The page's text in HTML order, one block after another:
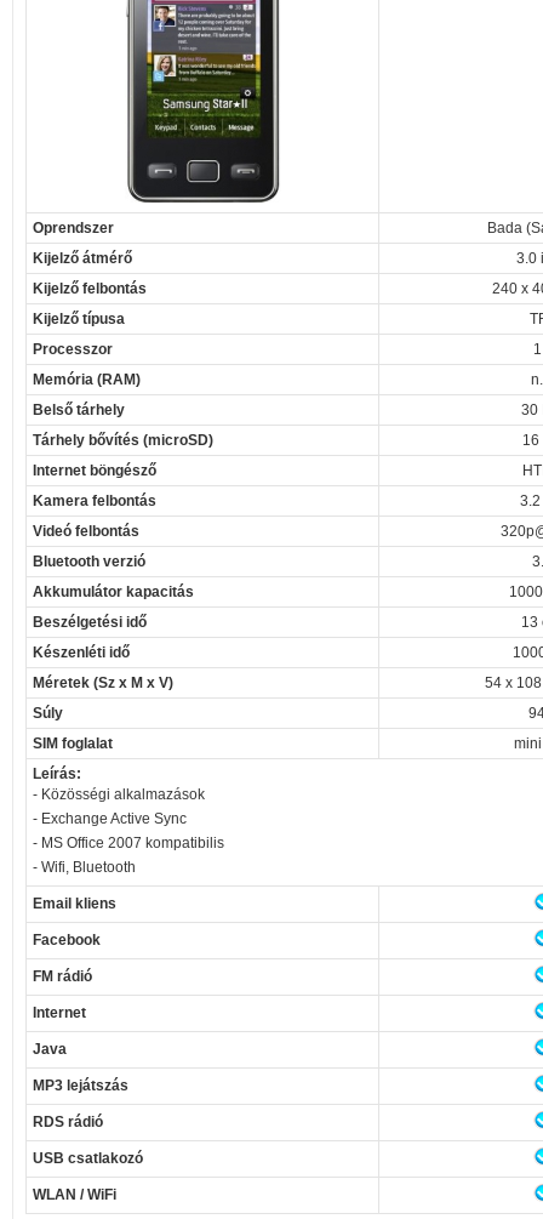
Oprendszer
Bada
Kijelző átmérő
3.0
Kijelző felbontás
240 x
Kijelző típusa
Processzor
Memória (RAM)
Belső tárhely
30
Tárhely bővítés (microSD)
16
Internet böngésző
Kamera felbontás
3.2
Videó felbontás
Bluetooth verzió
Akkumulátor kapacitás
Beszélgetési idő
13
Készenléti idő
Méretek (Sz x M x V)
54 x
Súly
SIM foglalat
Leírás:
- Közösségi alkalmazások
- Exchange Active Sync
- MS Office 2007 kompatibilis
- Wifi, Bluetooth
Email kliens
Facebook
FM rádió
Internet
Java
MP3 lejátszás
RDS rádió
USB csatlakozó
WLAN / WiFi